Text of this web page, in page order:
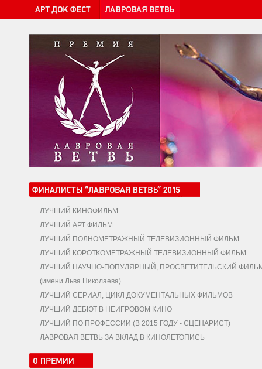
ЛУЧШИЙ КИНОФИЛЬМ
ЛУЧШИЙ АРТ ФИЛЬМ
ЛУЧШИЙ ПОЛНОМЕТРАЖНЫЙ ТЕЛЕВИЗИОННЫЙ ФИЛЬМ
ЛУЧШИЙ КОРОТКОМЕТРАЖНЫЙ ТЕЛЕВИЗИОННЫЙ ФИЛЬМ
ЛУЧШИЙ НАУЧНО-ПОПУЛЯРНЫЙ, ПРОСВЕТИТЕЛЬСКИЙ
(имени Льва Николаева)
ЛУЧШИЙ СЕРИАЛ, ЦИКЛ ДОКУМЕНТАЛЬНЫХ ФИЛЬМОВ
ЛУЧШИЙ ДЕБЮТ В НЕИГРОВОМ КИНО
ЛУЧШИЙ ПО ПРОФЕССИИ (В 2015 ГОДУ - СЦЕНАРИСТ)
ЛАВРОВАЯ ВЕТВЬ ЗА ВКЛАД В КИНОЛЕТОПИСЬ